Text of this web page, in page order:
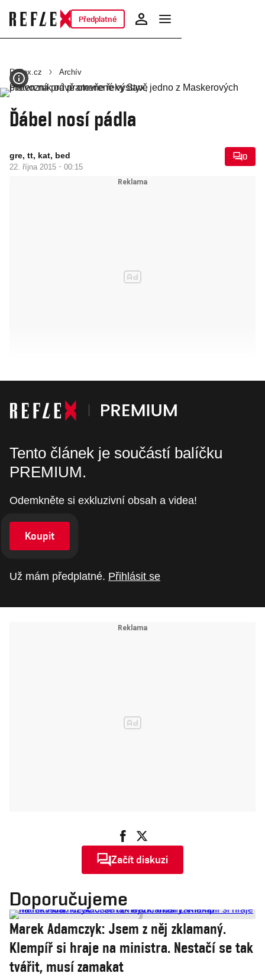
Předplatné
Reflex.cz Archív
Ďábel nosí pádla
gre, tt, kat, bed
22. října 2015 · 00:15
0
Tento článek je součástí balíčku
PREMIUM.
Odemkněte si exkluzivní obsah a videa!
Koupit
Už mám předplatné. Přihlásit se
Začít diskuzi
Doporučujeme
Marek Adamczyk: Jsem z něj zklamaný.
Klempíř si hraje na ministra. Nestačí se tak
tvářit, musí zamakat